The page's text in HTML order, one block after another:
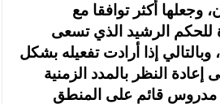
وجعلها أكثر توافقا مع
للحكم الرشيد الذي تسعى
وبالتالي إذا أرادت تفعيله بشكل
إعادة النظر بالمدد الزمنية
مدروس قائم على المنطق